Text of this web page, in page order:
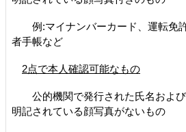
例:マイナンバーカード、運転免
者手帳など
2点で本人確認可能なもの
公的機関で発行された氏名および
明記されている顔写真がないもの